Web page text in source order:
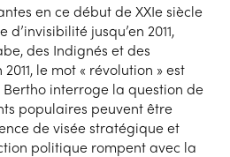
en ce début de XXIe siècle
jusqu’en 2011,
des Indignés et des
le mot « révolution » est
interroge la question de
populaires peuvent être
de visée stratégique et
politique rompent avec la